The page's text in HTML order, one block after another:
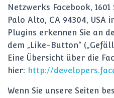
Netzwerks Facebook,
Palo Alto, CA 94304, USA
Plugins erkennen Sie an
dem „Like-Button“
Eine Übersicht über die
hier: http://
Wenn Sie unsere Seiten